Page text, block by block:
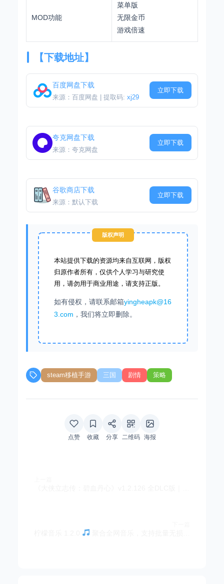
MOD功能
菜单版
无限金币
游戏倍速
【下载地址】
百度网盘下载
来源：百度网盘 | 提取码: xj29
立即下载
夸克网盘下载
来源：夸克网盘
立即下载
谷歌商店下载
来源：默认下载
立即下载
版权声明
本站提供下载的资源均来自互联网，版权
归原作者所有，仅供个人学习与研究使
用，请勿用于商业用途，请支持正版。
如有侵权，请联系邮箱yingheapk@16
3.com ，我们将立即删除。
steam移植手游 三国 剧情 策略
点赞 收藏 分享 二维码 海报